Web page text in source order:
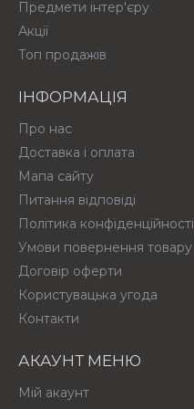
Предмети інтер'єру
Акції
Топ продажів
ІНФОРМАЦІЯ
Про нас
Доставка і оплата
Мапа сайту
Питання відповіді
Політика конфіденційності
Умови повернення товару
Договір оферти
Користувацька угода
Контакти
АКАУНТ МЕНЮ
Мій акаунт